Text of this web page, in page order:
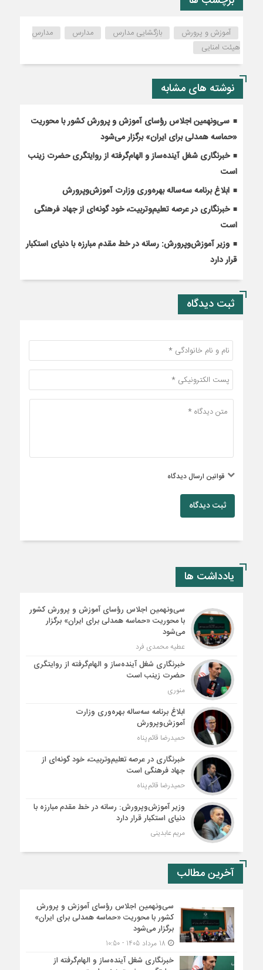
آموزش و پرورش بازگشایی مدارس مدارس
مدارس
هیئت امنایی
نوشته های مشابه
سی‌ونهمین اجلاس رؤسای آموزش و پرورش کشور با محوریت
«حماسه همدلی برای ایران» برگزار می‌شود
خبرنگاری شغل آینده‌ساز و الهام‌گرفته از روایتگری حضرت زینب
است
ابلاغ برنامه سه‌ساله بهره‌وری وزارت آموزش‌وپرورش
خبرنگاری در عرصه تعلیم‌وتربیت، خود گونه‌ای از جهاد فرهنگی
است
وزیر آموزش‌وپرورش: رسانه در خط مقدم مبارزه با دنیای استکبار
قرار دارد
ثبت دیدگاه
قوانین ارسال دیدگاه
ثبت دیدگاه
یادداشت ها
سی‌ونهمین اجلاس رؤسای آموزش و پرورش کشور
با محوریت «حماسه همدلی برای ایران» برگزار
می‌شود
عطیه محمدی فرد
خبرنگاری شغل آینده‌ساز و الهام‌گرفته از روایتگری
حضرت زینب است
منوری
ابلاغ برنامه سه‌ساله بهره‌وری وزارت
آموزش‌وپرورش
حمیدرضا قائم پناه
خبرنگاری در عرصه تعلیم‌وتربیت، خود گونه‌ای از
جهاد فرهنگی است
حمیدرضا قائم پناه
وزیر آموزش‌وپرورش: رسانه در خط مقدم مبارزه با
دنیای استکبار قرار دارد
مریم عابدینی
آخرین مطالب
سی‌ونهمین اجلاس رؤسای آموزش و پرورش
کشور با محوریت «حماسه همدلی برای ایران»
برگزار می‌شود
خبرنگاری شغل آینده‌ساز و الهام‌گرفته از